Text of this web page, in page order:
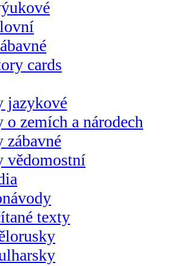
cards
jazykové
zemích a národech
vědomostní
texty